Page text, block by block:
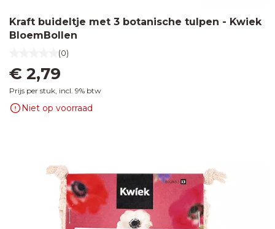
Kraft buideltje met 3 botanische tulpen - Kwiek
BloemBollen
(0)
€ 2,79
Prijs per stuk, incl. 9% btw
Niet op voorraad